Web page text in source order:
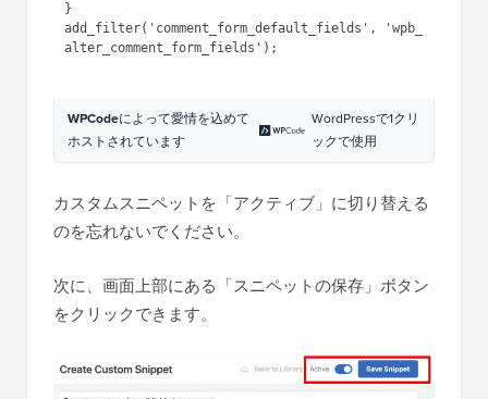
}
add_filter('comment_form_default_fields', 'wpb_
alter_comment_form_fields');
WPCodeによって愛情を込めて
ホストされています
WordPressで1クリ
ックで使用
カスタムスニペットを「アクティブ」に切り替える
のを忘れないでください。
次に、画面上部にある「スニペットの保存」ボタン
をクリックできます。